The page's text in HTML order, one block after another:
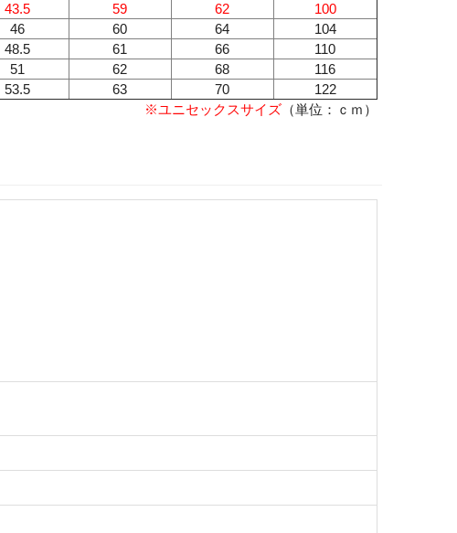
43.5 59 62
100
46 60 64
104
48.5 61 66
110
51 62 68
116
53.5 63 70
122
※ユニセックスサイズ（単位：ｃｍ）